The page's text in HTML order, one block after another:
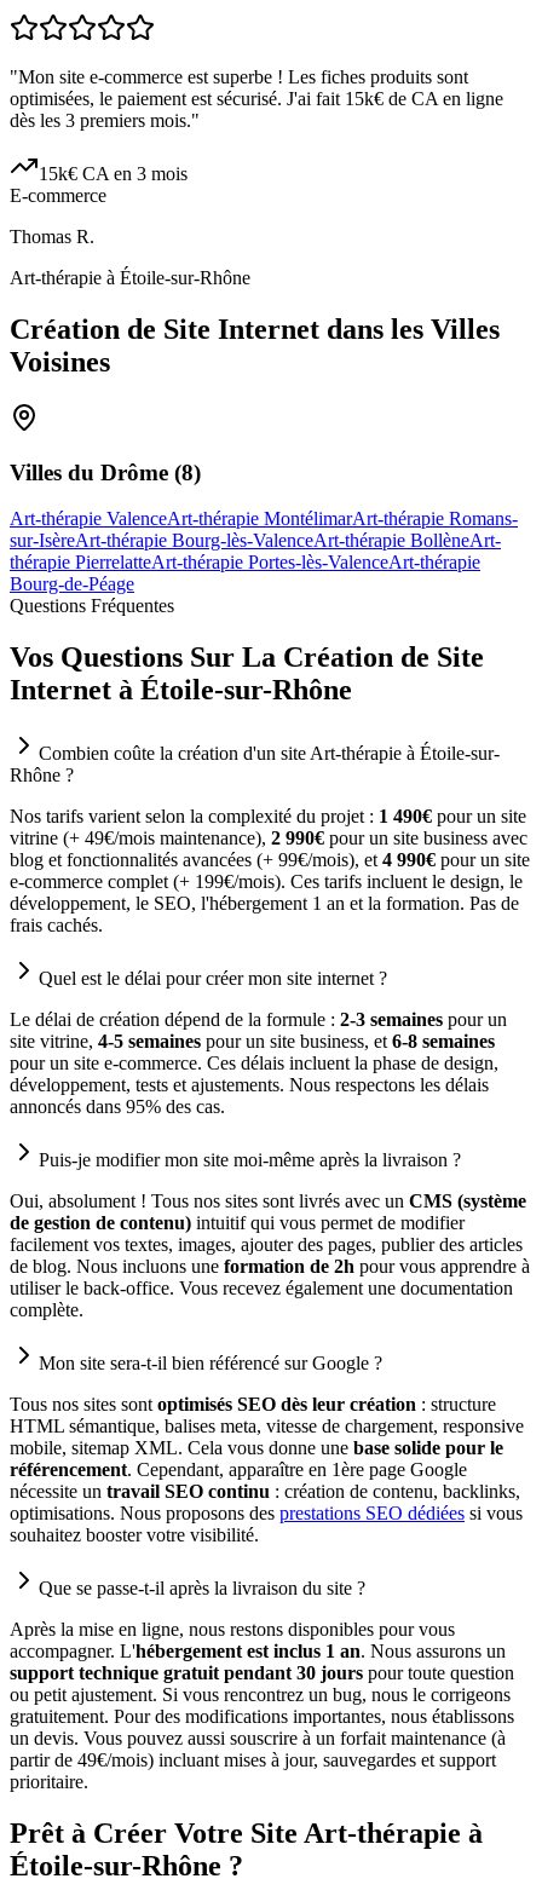
"Mon site e-commerce est superbe ! Les fiches produits sont
optimisées, le paiement est sécurisé. J'ai fait 15k€ de CA en ligne
dès les 3 premiers mois."
15k€ CA en 3 mois
E-commerce
Thomas R.
Art-thérapie à Étoile-sur-Rhône
Création de Site Internet dans les Villes
Voisines
Villes du Drôme (8)
Art-thérapie ValenceArt-thérapie MontélimarArt-thérapie Romans-
sur-IsèreArt-thérapie Bourg-lès-ValenceArt-thérapie BollèneArt-
thérapie PierrelatteArt-thérapie Portes-lès-ValenceArt-thérapie
Bourg-de-Péage
Questions Fréquentes
Vos Questions Sur La Création de Site
Internet à Étoile-sur-Rhône
Combien coûte la création d'un site Art-thérapie à Étoile-sur-
Rhône ?
Nos tarifs varient selon la complexité du projet : 1 490€ pour un site
vitrine (+ 49€/mois maintenance), 2 990€ pour un site business avec
blog et fonctionnalités avancées (+ 99€/mois), et 4 990€ pour un site
e-commerce complet (+ 199€/mois). Ces tarifs incluent le design, le
développement, le SEO, l'hébergement 1 an et la formation. Pas de
frais cachés.
Quel est le délai pour créer mon site internet ?
Le délai de création dépend de la formule : 2-3 semaines pour un
site vitrine, 4-5 semaines pour un site business, et 6-8 semaines
pour un site e-commerce. Ces délais incluent la phase de design,
développement, tests et ajustements. Nous respectons les délais
annoncés dans 95% des cas.
Puis-je modifier mon site moi-même après la livraison ?
Oui, absolument ! Tous nos sites sont livrés avec un CMS (système
de gestion de contenu) intuitif qui vous permet de modifier
facilement vos textes, images, ajouter des pages, publier des articles
de blog. Nous incluons une formation de 2h pour vous apprendre à
utiliser le back-office. Vous recevez également une documentation
complète.
Mon site sera-t-il bien référencé sur Google ?
Tous nos sites sont optimisés SEO dès leur création : structure
HTML sémantique, balises meta, vitesse de chargement, responsive
mobile, sitemap XML. Cela vous donne une base solide pour le
référencement. Cependant, apparaître en 1ère page Google
nécessite un travail SEO continu : création de contenu, backlinks,
optimisations. Nous proposons des prestations SEO dédiées si vous
souhaitez booster votre visibilité.
Que se passe-t-il après la livraison du site ?
Après la mise en ligne, nous restons disponibles pour vous
accompagner. L'hébergement est inclus 1 an. Nous assurons un
support technique gratuit pendant 30 jours pour toute question
ou petit ajustement. Si vous rencontrez un bug, nous le corrigeons
gratuitement. Pour des modifications importantes, nous établissons
un devis. Vous pouvez aussi souscrire à un forfait maintenance (à
partir de 49€/mois) incluant mises à jour, sauvegardes et support
prioritaire.
Prêt à Créer Votre Site Art-thérapie à
Étoile-sur-Rhône ?